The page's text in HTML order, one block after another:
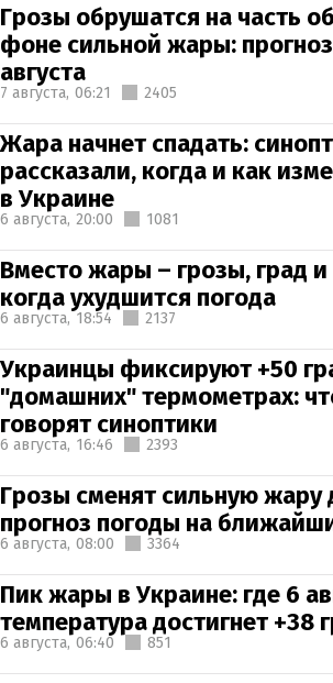
Грозы обрушатся на часть
фоне сильной жары:
августа
7 августа, 06:21 2405
Жара начнет спадать:
рассказали, когда и как
в Украине
6 августа, 20:00 1081
Вместо жары – грозы, град
когда ухудшится погода
6 августа, 18:54 2137
Украинцы фиксируют +50
"домашних" термометрах:
говорят синоптики
6 августа, 16:46 2393
Грозы сменят сильную жару
прогноз погоды на
6 августа, 08:00 3364
Пик жары в Украине: где 6
температура достигнет +38
6 августа, 06:40 851